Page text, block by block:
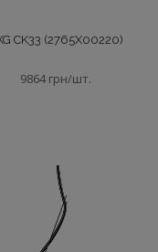
CK33 (2765X00220)
9864 грн/шт.